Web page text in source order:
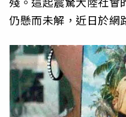
仍懸而未解，近日於網